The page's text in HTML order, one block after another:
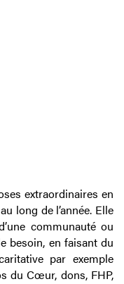
extraordinaires en
long de l’année. Elle
communauté ou
besoin, en faisant du
par exemple
du Cœur, dons, FHP,